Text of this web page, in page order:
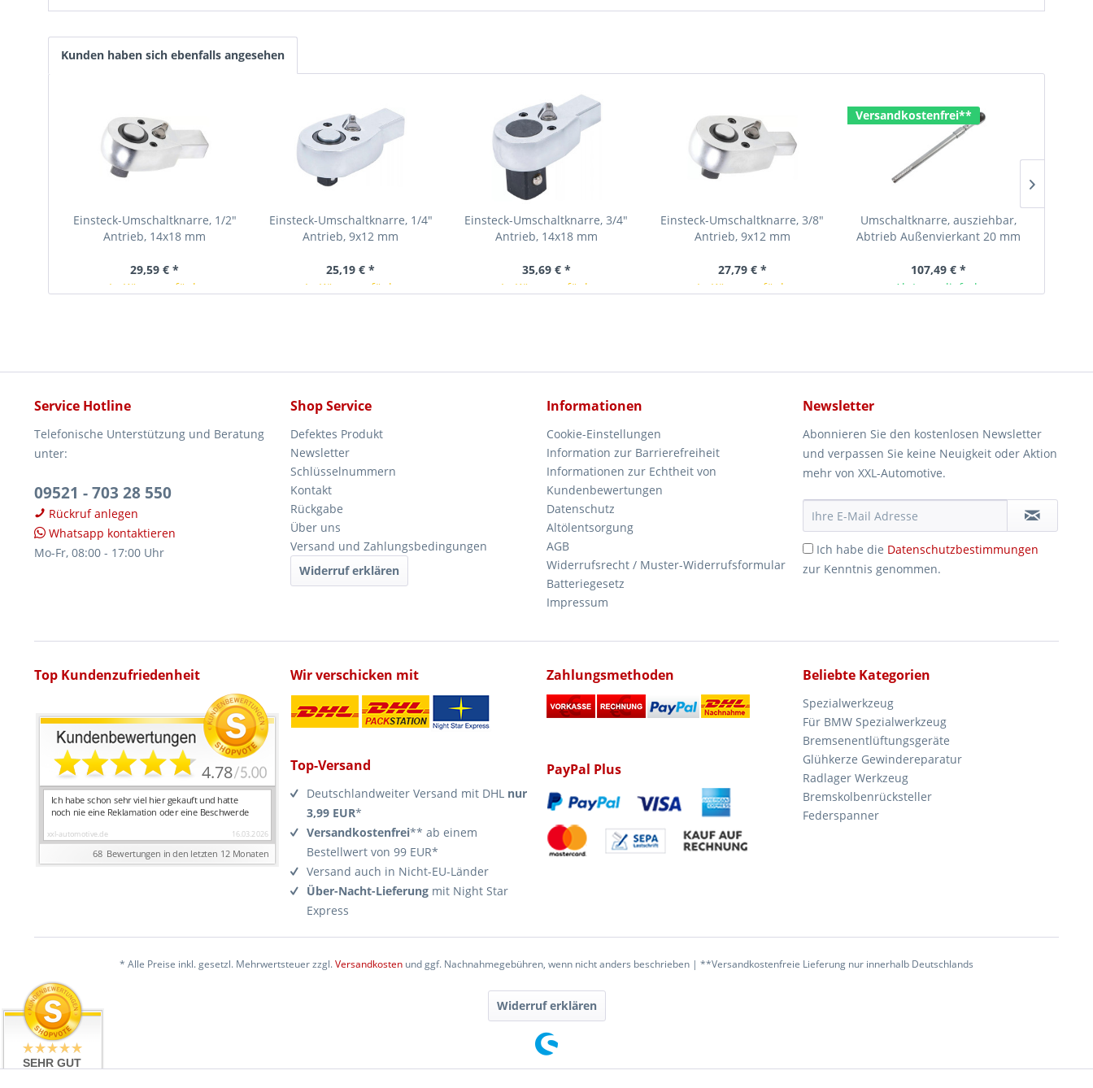
Kunden haben sich ebenfalls angesehen
Einsteck-Umschaltknarre, 1/2"
Antrieb, 14x18 mm
29,59 € *
In Kürze verfügbar
Einsteck-Umschaltknarre, 1/4"
Antrieb, 9x12 mm
25,19 € *
In Kürze verfügbar
Einsteck-Umschaltknarre, 3/4"
Antrieb, 14x18 mm
35,69 € *
In Kürze verfügbar
Einsteck-Umschaltknarre, 3/8"
Antrieb, 9x12 mm
27,79 € *
In Kürze verfügbar
Versandkostenfrei**
Umschaltknarre, ausziehbar,
Abtrieb Außenvierkant 20 mm
107,49 € *
Ab Lager lieferbar
Service Hotline
Telefonische Unterstützung und Beratung
unter:
09521 - 703 28 550
Rückruf anlegen
Whatsapp kontaktieren
Mo-Fr, 08:00 - 17:00 Uhr
Shop Service
Defektes Produkt
Newsletter
Schlüsselnummern
Kontakt
Rückgabe
Über uns
Versand und Zahlungsbedingungen
Widerruf erklären
Informationen
Cookie-Einstellungen
Information zur Barrierefreiheit
Informationen zur Echtheit von
Kundenbewertungen
Datenschutz
Altölentsorgung
AGB
Widerrufsrecht / Muster-Widerrufsformular
Batteriegesetz
Impressum
Newsletter
Abonnieren Sie den kostenlosen Newsletter
und verpassen Sie keine Neuigkeit oder Aktion
mehr von XXL-Automotive.
Ich habe die Datenschutzbestimmungen
zur Kenntnis genommen.
Top Kundenzufriedenheit Wir verschicken mit
Top-Versand
Deutschlandweiter Versand mit DHL nur
3,99 EUR*
Versandkostenfrei** ab einem
Bestellwert von 99 EUR*
Versand auch in Nicht-EU-Länder
Über-Nacht-Lieferung mit Night Star
Express
Zahlungsmethoden
PayPal Plus
Beliebte Kategorien
Spezialwerkzeug
Für BMW Spezialwerkzeug
Bremsenentlüftungsgeräte
Glühkerze Gewindereparatur
Radlager Werkzeug
Bremskolbenrücksteller
Federspanner
* Alle Preise inkl. gesetzl. Mehrwertsteuer zzgl.Versandkosten und ggf. Nachnahmegebühren, wenn nicht anders beschrieben | **Versandkostenfreie Lieferung nur innerhalb Deutschlands
Widerruf erklären
SEHR GUT